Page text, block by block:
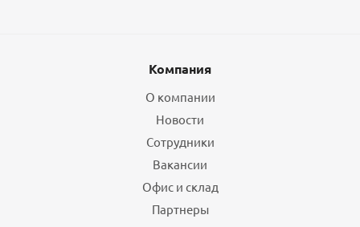
Компания
О компании
Новости
Сотрудники
Вакансии
Офис и склад
Партнеры